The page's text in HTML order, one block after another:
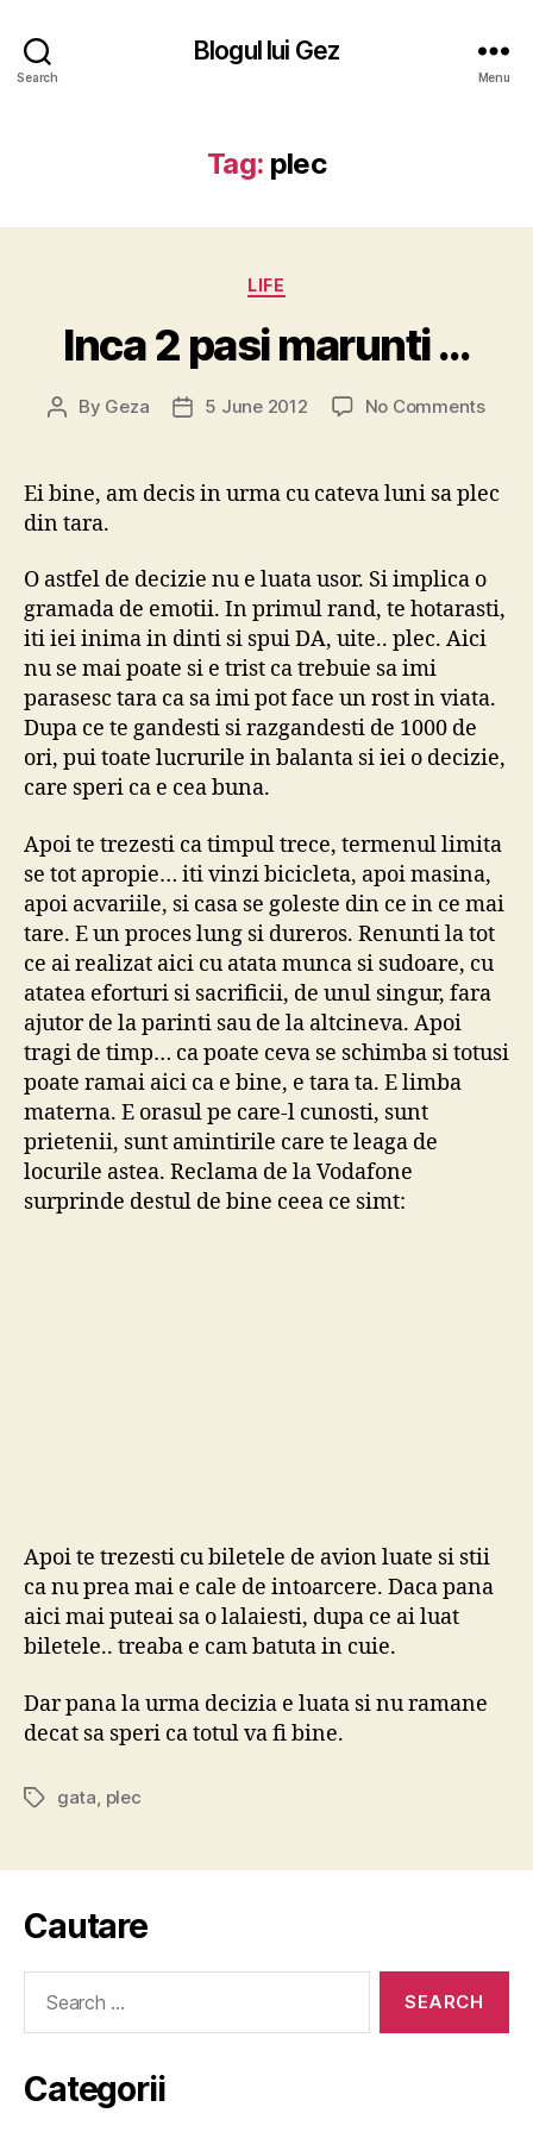
Search
Blogul lui Gez
Menu
Tag: plec
Categories
LIFE
Inca 2 pasi marunti …
Post
By Geza
Post5 June 2012 No Commentson
Ei bine, am decis in urma cu cateva luni sa plec
din tara.
O astfel de decizie nu e luata usor. Si implica o
gramada de emotii. In primul rand, te hotarasti,
iti iei inima in dinti si spui DA, uite.. plec. Aici
nu se mai poate si e trist ca trebuie sa imi
parasesc tara ca sa imi pot face un rost in viata.
Dupa ce te gandesti si razgandesti de 1000 de
ori, pui toate lucrurile in balanta si iei o decizie,
care speri ca e cea buna.
Apoi te trezesti ca timpul trece, termenul limita
se tot apropie… iti vinzi bicicleta, apoi masina,
apoi acvariile, si casa se goleste din ce in ce mai
tare. E un proces lung si dureros. Renunti la tot
ce ai realizat aici cu atata munca si sudoare, cu
atatea eforturi si sacrificii, de unul singur, fara
ajutor de la parinti sau de la altcineva. Apoi
tragi de timp… ca poate ceva se schimba si totusi
poate ramai aici ca e bine, e tara ta. E limba
materna. E orasul pe care-l cunosti, sunt
prietenii, sunt amintirile care te leaga de
locurile astea. Reclama de la Vodafone
surprinde destul de bine ceea ce simt:
Apoi te trezesti cu biletele de avion luate si stii
ca nu prea mai e cale de intoarcere. Daca pana
aici mai puteai sa o lalaiesti, dupa ce ai luat
biletele.. treaba e cam batuta in cuie.
Dar pana la urma decizia e luata si nu ramane
decat sa speri ca totul va fi bine.
Tagsgata plec
Cautare
Categorii